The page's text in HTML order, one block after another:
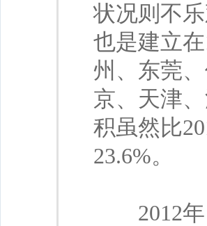
状况则不
也是建立
州、东莞
京、天津
积虽然比
23.6%。
2012年